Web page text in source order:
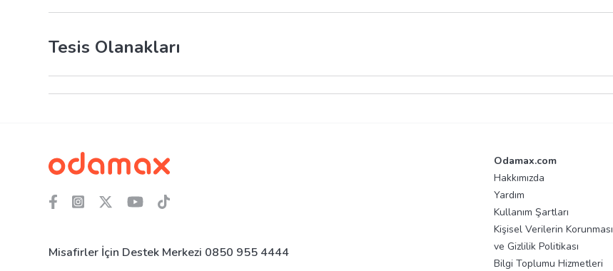
Tesis Olanakları
Misafirler İçin Destek Merkezi 0850 955 4444
Odamax.com
Hakkımızda
Yardım
Kullanım Şartları
Kişisel Verilerin Korunması
ve Gizlilik Politikası
Bilgi Toplumu Hizmetleri